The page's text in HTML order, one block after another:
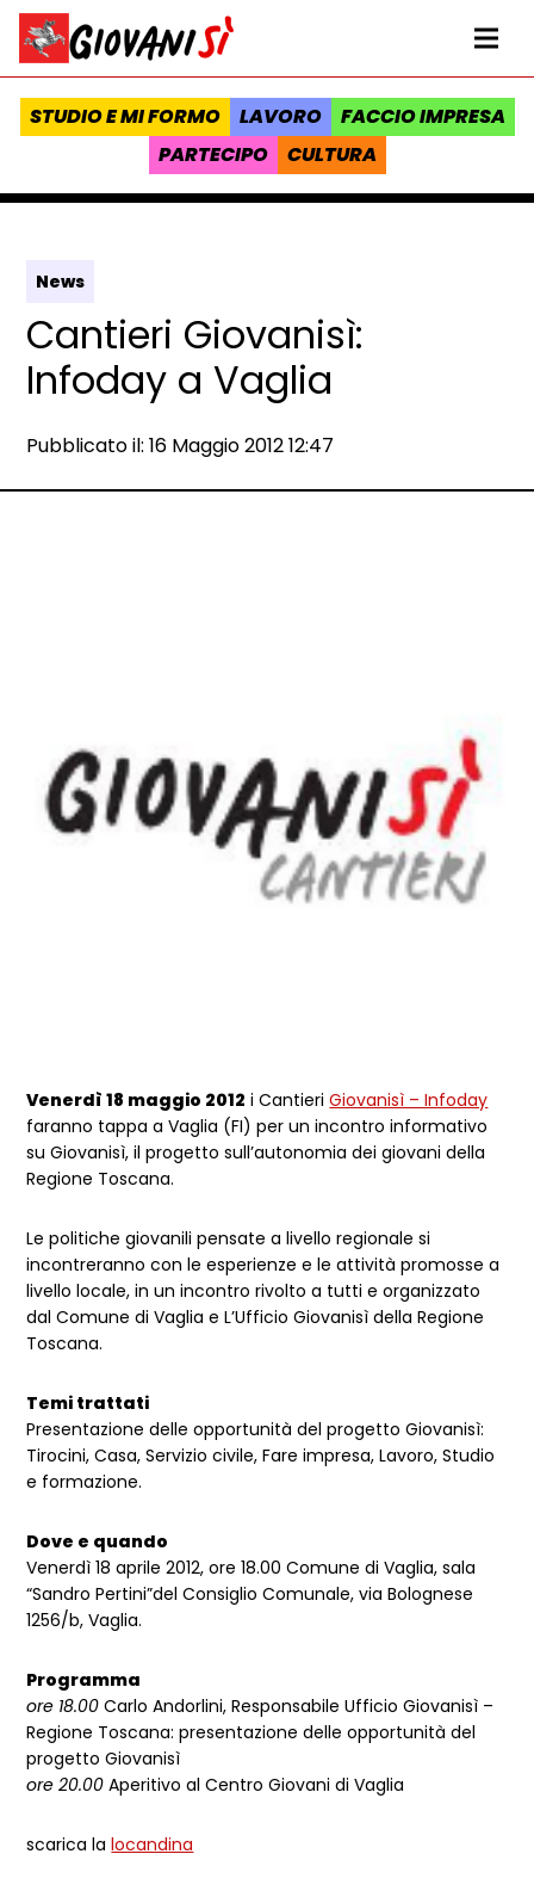
Vai al contenuto
Homepage Giovanisì - Progetto della Regione Toscana
STUDIO E MI FORMO LAVORO
FACCIO IMPRESA
PARTECIPO
CULTURA
News
Cantieri Giovanisì:
Infoday a Vaglia
Data e ora:
Pubblicato il: 16 Maggio 2012 12:47
Venerdì 18 maggio 2012 i CantieriGiovanisì – Infoday
faranno tappa a Vaglia (FI) per un incontro informativo
su Giovanisì, il progetto sull’autonomia dei giovani della
Regione Toscana.
Le politiche giovanili pensate a livello regionale si
incontreranno con le esperienze e le attività promosse a
livello locale, in un incontro rivolto a tutti e organizzato
dal Comune di Vaglia e L’Ufficio Giovanisì della Regione
Toscana.
Temi trattati
Presentazione delle opportunità del progetto Giovanisì:
Tirocini, Casa, Servizio civile, Fare impresa, Lavoro, Studio
e formazione.
Dove e quando
Venerdì 18 aprile 2012, ore 18.00 Comune di Vaglia, sala
“Sandro Pertini”del Consiglio Comunale, via Bolognese
1256/b, Vaglia.
Programma
ore 18.00 Carlo Andorlini, Responsabile Ufficio Giovanisì –
Regione Toscana: presentazione delle opportunità del
progetto Giovanisì
ore 20.00 Aperitivo al Centro Giovani di Vaglia
scarica lalocandina